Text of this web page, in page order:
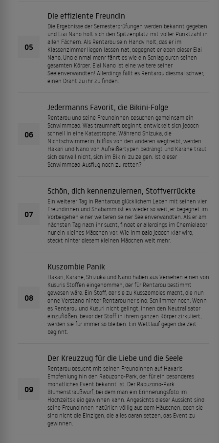
05
Die effiziente Freundin
Die Ergebnisse der Semesterprüfungen werden bekannt gegeben
und Eiai Nano holt sich den Spitzenplatz mit voller Punktzahl in
allen Fächern. Als Rentarou sein Handy holt, das er im
Klassenzimmer liegen lassen hat, begegnet er eben dieser Eiai
Nano. Und einmal mehr fährt es wie ein Schlag durch seinen
gesamten Körper. Eiai Nano ist eine weitere seiner
Seelenverwandten! Allerdings fällt es Rentarou diesmal schwer,
einen Draht zu ihr zu finden.
06
Jedermanns Favorit, die Bikini-Folge
Rentarou und seine Freundinnen besuchen gemeinsam ein
Schwimmbad. Was traumhaft beginnt, entwickelt sich jedoch
schnell in eine Katastrophe. Während Shizuka, die
Nichtschwimmerin, hilflos von den anderen wegtreibt, werden
Hakari und Nano von Aufreißertypen bedrängt und Karane traut
sich derweil nicht, sich im Bikini zu zeigen. Ist dieser
Schwimmbad-Ausflug noch zu retten?
07
Schön, dich kennenzulernen, Stoffverrückte
Ein weiterer Tag in Rentarous glücklichem Leben mit seinen vier
Freundinnen und Shabamm ist es wieder so weit, er begegnet im
Vorbeigehen einer weiteren seiner Seelenverwandten. Als er am
nächsten Tag nach ihr sucht, findet er allerdings im Chemielabor
nur ein kleines Mädchen vor. Wie ihm bald jedoch klar wird,
steckt hinter diesem kleinen Mädchen weit mehr.
08
Kuszombie Panik
Hakari, Karane, Shizuka und Nano haben aus Versehen einen von
Kusuris Stoffen eingenommen, der für Rentarou bestimmt
gewesen wäre. Ein Stoff, der sie zu Kusszombies macht, die nun
ohne Verstand hinter Rentarou her sind. Schlimmer noch: Wenn
es Rentarou und Kusuri nicht gelingt, ihnen den Neutralisator
einzuflößen, bevor der Stoff in ihrem ganzen Körper zirkuliert,
werden sie für immer so bleiben. Ein Wettlauf gegen die Zeit
beginnt.
09
Der Kreuzzug für die Liebe und die Seele
Rentarou besucht mit seinen Freundinnen auf Hakaris
Empfehlung hin den Rabuzono-Park, der für ein besonderes
monatliches Event bekannt ist. Der Rabuzono-Park
Blumenstraußwurf, bei dem man ein Erinnerungsfoto im
Hochzeitskleid gewinnen kann. Angesichts dieser Aussicht sind
seine Freundinnen natürlich völlig aus dem Häuschen, doch sie
sind nicht die Einzigen, die alles daran setzen, das Event zu
gewinnen.